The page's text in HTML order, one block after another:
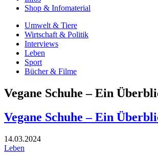
Shop & Infomaterial
Umwelt & Tiere
Wirtschaft & Politik
Interviews
Leben
Sport
Bücher & Filme
Vegane Schuhe – Ein
Vegane Schuhe – Ein
14.03.2024
Leben